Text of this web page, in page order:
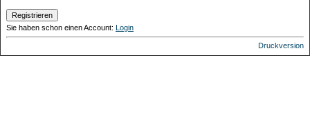
Sie haben schon einen Account: Login
Druckversion